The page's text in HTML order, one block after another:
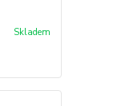
Skladem